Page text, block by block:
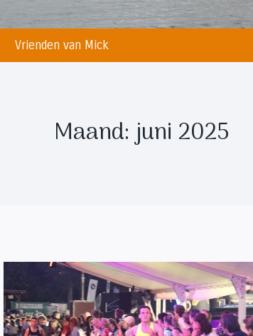
Vrienden van Mick
Maand: juni 2025